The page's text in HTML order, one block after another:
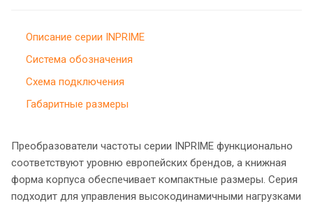
Описание серии INPRIME
Система обозначения
Схема подключения
Габаритные размеры
Преобразователи частоты серии INPRIME функционально
соответствуют уровню европейских брендов, а книжная
форма корпуса обеспечивает компактные размеры. Серия
подходит для управления высокодинамичными нагрузками